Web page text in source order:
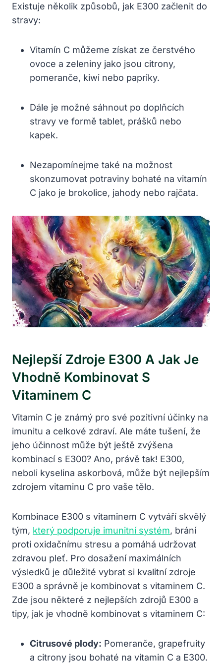
Existuje několik způsobů, jak E300 začlenit do
stravy:
Vitamín C můžeme získat ze čerstvého
ovoce a zeleniny jako jsou citrony,
pomeranče, kiwi nebo papriky.
Dále je možné sáhnout po doplňcích
stravy ve formě tablet, prášků nebo
kapek.
Nezapomínejme také na možnost
skonzumovat potraviny bohaté na vitamín
C jako je brokolice, jahody nebo rajčata.
Nejlepší Zdroje E300 A Jak Je
Vhodně Kombinovat S
Vitaminem C
Vitamin C je známý pro své pozitivní účinky na
imunitu a celkové zdraví. Ale máte tušení, že
jeho účinnost může být ještě zvýšena
kombinací s E300? Ano, právě tak! E300,
neboli kyselina askorbová, může být nejlepším
zdrojem vitaminu C pro vaše tělo.
Kombinace E300 s vitaminem C vytváří skvělý
tým, který podporuje imunitní systém, brání
proti oxidačnímu stresu a pomáhá udržovat
zdravou pleť. Pro dosažení maximálních
výsledků je důležité vybrat si kvalitní zdroje
E300 a správně je kombinovat s vitaminem C.
Zde jsou některé z nejlepších zdrojů E300 a
tipy, jak je vhodně kombinovat s vitaminem C:
Citrusové plody: Pomeranče, grapefruity
a citrony jsou bohaté na vitamin C a E300.